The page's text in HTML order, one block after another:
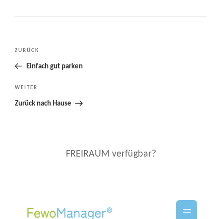
Beitragsnavigation
Vorheriger
Beitrag
ZURÜCK
Einfach gut parken
Nächster
Beitrag
WEITER
Zurück nach Hause
FREIRAUM verfügbar?